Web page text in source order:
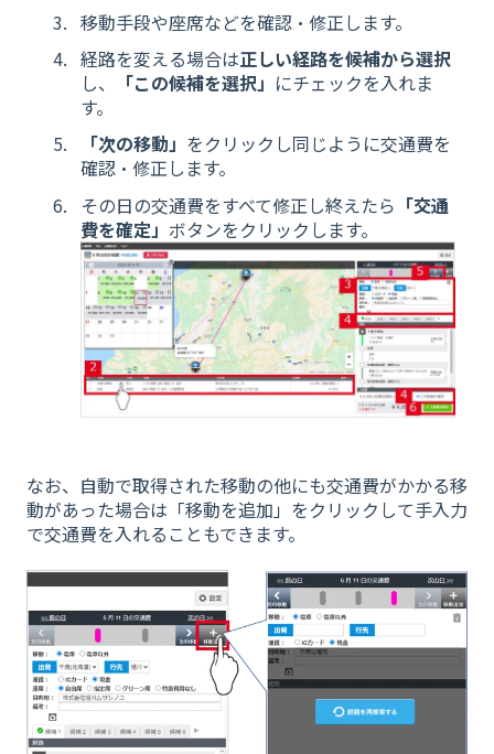
移動手段や座席などを確認・修正します。
経路を変える場合は正しい経路を候補から選択
し、
「この候補を選択」 にチェックを入れま
す。
「次の移動」 をクリックし同じように交通費を
確認・修正します。
その日の交通費をすべて修正し終えたら 「交通
費を確定」 ボタンをクリックします。
なお、自動で取得された移動の他にも交通費がかかる移
動があった場合は「移動を追加」をクリックして手入力
で交通費を入れることもできます。